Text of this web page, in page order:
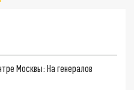
Москвы: На генералов